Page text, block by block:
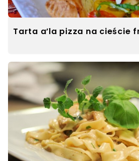
Tarta a’la pizza na cieście